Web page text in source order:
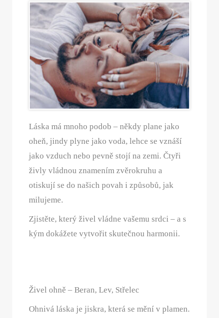
Láska má mnoho podob – někdy plane jako
oheň, jindy plyne jako voda, lehce se vznáší
jako vzduch nebo pevně stojí na zemi. Čtyři
živly vládnou znamením zvěrokruhu a
otiskují se do našich povah i způsobů, jak
milujeme.
Zjistěte, který živel vládne vašemu srdci – a s
kým dokážete vytvořit skutečnou harmonii.
Živel ohně – Beran, Lev, Střelec
Ohnivá láska je jiskra, která se mění v plamen.